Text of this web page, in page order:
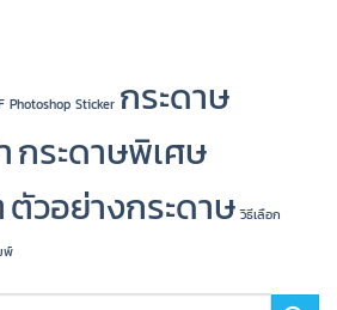
Photoshop Sticker กระดาษ
กระดาษพิเศษ
ตัวอย่างกระดาษ วิธีเลือก
พ์